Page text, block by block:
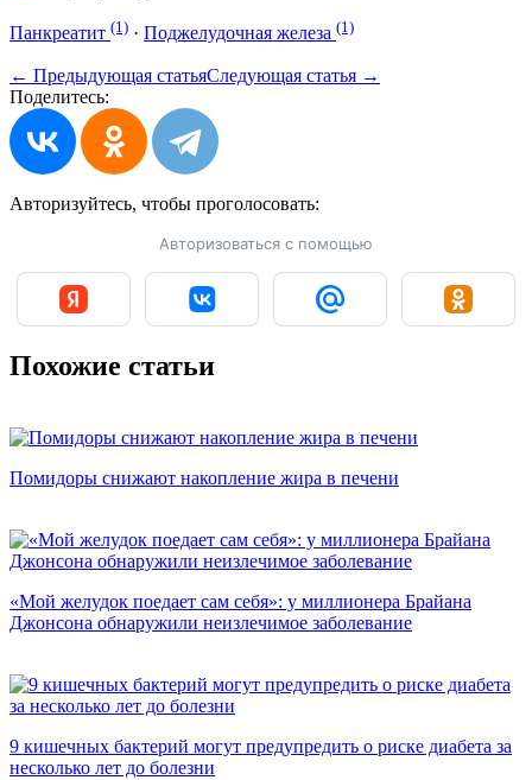
Панкреатит (1) · Поджелудочная железа (1)
← Предыдующая статьяСледующая статья →
Поделитесь:
Авторизуйтесь, чтобы проголосовать:
Авторизоваться с помощью
Похожие статьи
Помидоры снижают накопление жира в печени
«Мой желудок поедает сам себя»: у миллионера Брайана
Джонсона обнаружили неизлечимое заболевание
9 кишечных бактерий могут предупредить о риске диабета за
несколько лет до болезни